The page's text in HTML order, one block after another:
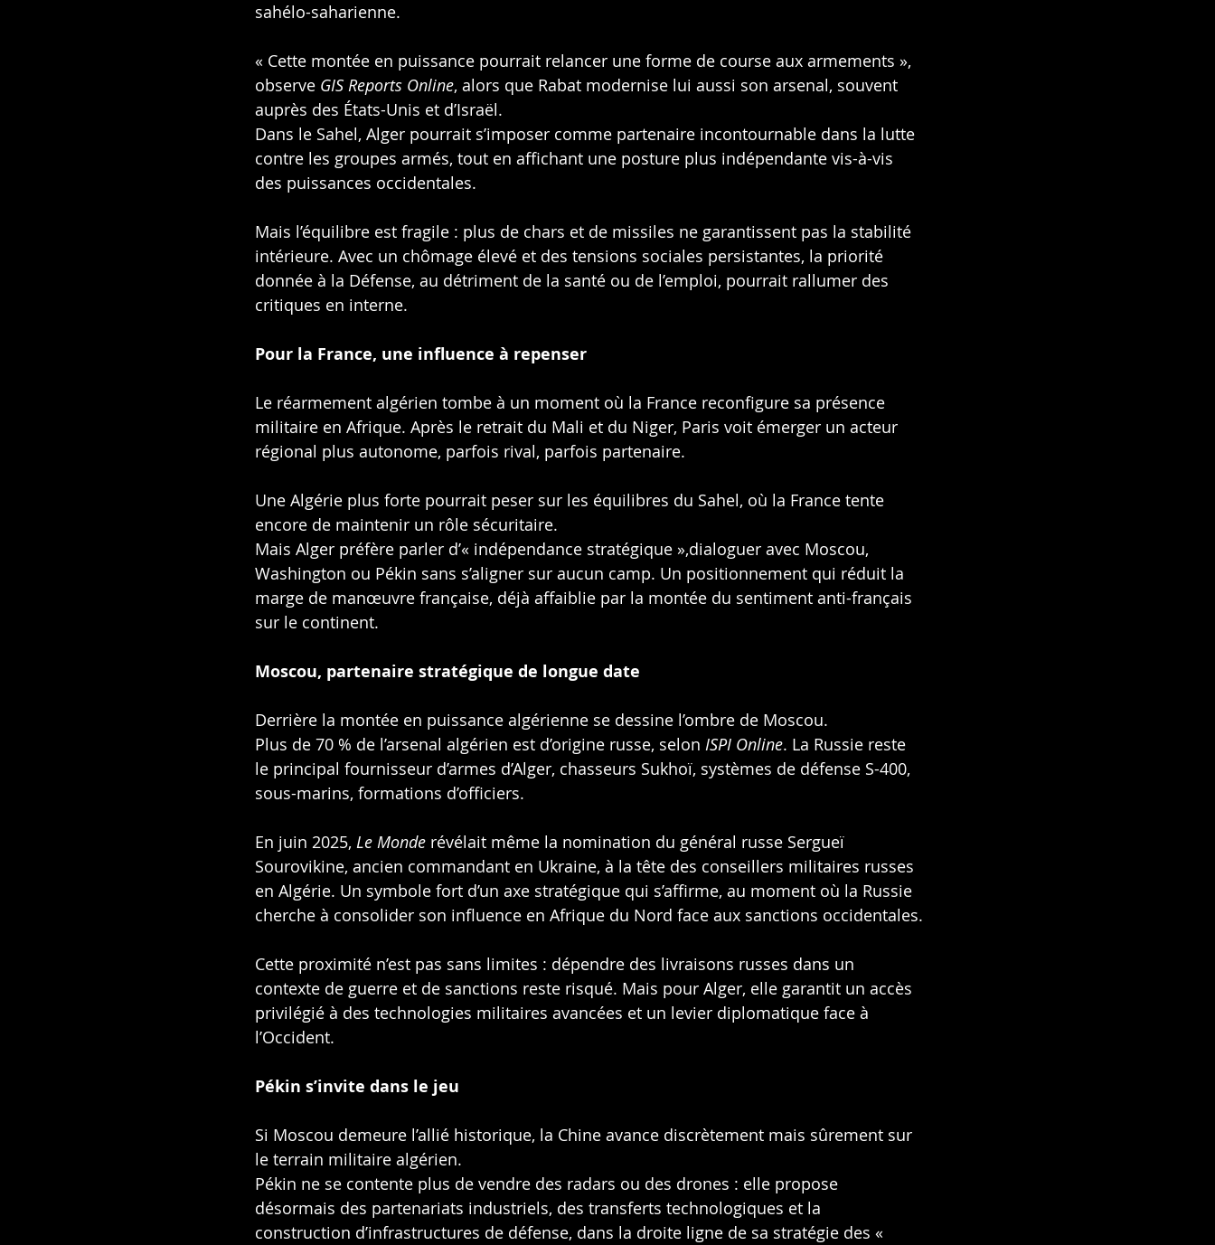
sahélo-saharienne.
« Cette montée en puissance pourrait relancer une forme de course aux armements »,
observe GIS Reports Online, alors que Rabat modernise lui aussi son arsenal, souvent
auprès des États-Unis et d’Israël.
Dans le Sahel, Alger pourrait s’imposer comme partenaire incontournable dans la lutte
contre les groupes armés, tout en affichant une posture plus indépendante vis-à-vis
des puissances occidentales.
Mais l’équilibre est fragile : plus de chars et de missiles ne garantissent pas la stabilité
intérieure. Avec un chômage élevé et des tensions sociales persistantes, la priorité
donnée à la Défense, au détriment de la santé ou de l’emploi, pourrait rallumer des
critiques en interne.
Pour la France, une influence à repenser
Le réarmement algérien tombe à un moment où la France reconfigure sa présence
militaire en Afrique. Après le retrait du Mali et du Niger, Paris voit émerger un acteur
régional plus autonome, parfois rival, parfois partenaire.
Une Algérie plus forte pourrait peser sur les équilibres du Sahel, où la France tente
encore de maintenir un rôle sécuritaire.
Mais Alger préfère parler d’« indépendance stratégique »,dialoguer avec Moscou,
Washington ou Pékin sans s’aligner sur aucun camp. Un positionnement qui réduit la
marge de manœuvre française, déjà affaiblie par la montée du sentiment anti-français
sur le continent.
Moscou, partenaire stratégique de longue date
Derrière la montée en puissance algérienne se dessine l’ombre de Moscou.
Plus de 70 % de l’arsenal algérien est d’origine russe, selon ISPI Online. La Russie reste
le principal fournisseur d’armes d’Alger, chasseurs Sukhoï, systèmes de défense S-400,
sous-marins, formations d’officiers.
En juin 2025, Le Monde révélait même la nomination du général russe Sergueï
Sourovikine, ancien commandant en Ukraine, à la tête des conseillers militaires russes
en Algérie. Un symbole fort d’un axe stratégique qui s’affirme, au moment où la Russie
cherche à consolider son influence en Afrique du Nord face aux sanctions occidentales.
Cette proximité n’est pas sans limites : dépendre des livraisons russes dans un
contexte de guerre et de sanctions reste risqué. Mais pour Alger, elle garantit un accès
privilégié à des technologies militaires avancées et un levier diplomatique face à
l’Occident.
Pékin s’invite dans le jeu
Si Moscou demeure l’allié historique, la Chine avance discrètement mais sûrement sur
le terrain militaire algérien.
Pékin ne se contente plus de vendre des radars ou des drones : elle propose
désormais des partenariats industriels, des transferts technologiques et la
construction d’infrastructures de défense, dans la droite ligne de sa stratégie des «